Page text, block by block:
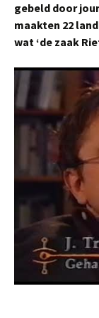
gebeld door
maakten 22
wat ‘de zaak